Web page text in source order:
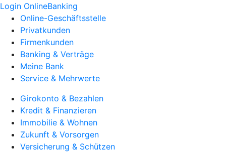
Login OnlineBanking
Online-Geschäftsstelle
Privatkunden
Firmenkunden
Banking & Verträge
Meine Bank
Service & Mehrwerte
Girokonto & Bezahlen
Kredit & Finanzieren
Immobilie & Wohnen
Zukunft & Vorsorgen
Versicherung & Schützen